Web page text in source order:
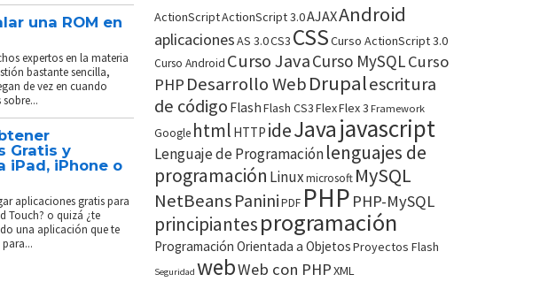
una ROM en
expertos en la materia
bastante sencilla,
de vez en cuando
Gratis y
iPad, iPhone o
aplicaciones gratis para
Touch? o quizá ¿te
una aplicación que te
ActionScriptActionScript 3.0AJAXAndroid
aplicacionesAS 3.0CS3 CSSCurso ActionScript 3.0
Curso Android Curso JavaCurso MySQLCurso
PHP Desarrollo WebDrupalescritura
de código FlashFlash CS3FlexFlex 3 Framework
Google html HTTP ideJavajavascript
Lenguaje de Programaciónlenguajes de
programación Linuxmicrosoft MySQL
NetBeans PaniniPDF PHP PHP-MySQL
principiantesprogramación
Programación Orientada a ObjetosProyectos Flash
Seguridad webWeb con PHPXML